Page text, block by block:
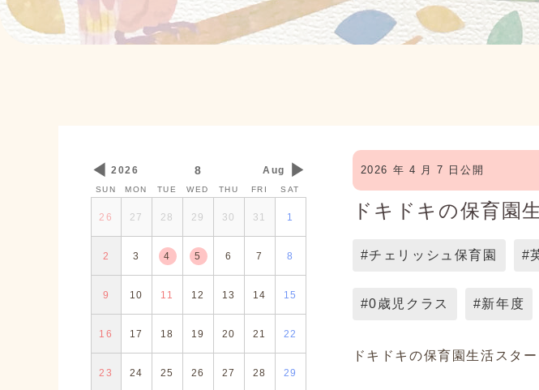
◀ 2026 8 Aug ▶
SUN MON TUE WED THU FRI SAT
26 27 28 29 30 31 1
2 3 4 5 6 7 8
9 10 11 12 13 14 15
16 17 18 19 20 21 22
23 24 25 26 27 28 29
2026 年 4 月 7 日公開
ドキドキの保育園
#チェリッシュ保育園 #
#0歳児クラス #新年度
ドキドキの保育園生活スター